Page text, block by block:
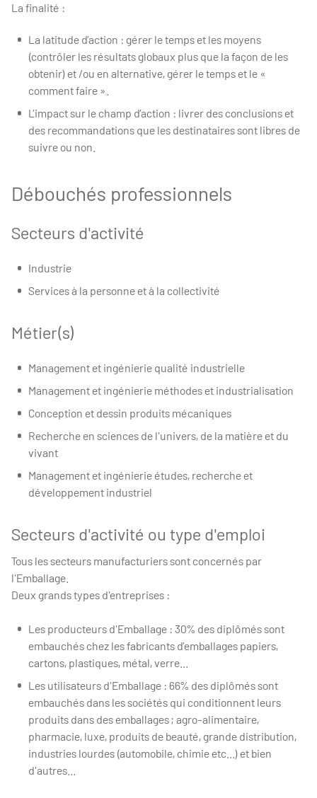
La finalité :
La latitude d’action : gérer le temps et les moyens
(contrôler les résultats globaux plus que la façon de les
obtenir) et /ou en alternative, gérer le temps et le «
comment faire ».
L’impact sur le champ d’action : livrer des conclusions et
des recommandations que les destinataires sont libres de
suivre ou non.
Débouchés professionnels
Secteurs d'activité
Industrie
Services à la personne et à la collectivité
Métier(s)
Management et ingénierie qualité industrielle
Management et ingénierie méthodes et industrialisation
Conception et dessin produits mécaniques
Recherche en sciences de l'univers, de la matière et du
vivant
Management et ingénierie études, recherche et
développement industriel
Secteurs d'activité ou type d'emploi
Tous les secteurs manufacturiers sont concernés par
l'Emballage.
Deux grands types d'entreprises :
Les producteurs d'Emballage : 30% des diplômés sont
embauchés chez les fabricants d’emballages papiers,
cartons, plastiques, métal, verre...
Les utilisateurs d'Emballage : 66% des diplômés sont
embauchés dans les sociétés qui conditionnent leurs
produits dans des emballages ; agro-alimentaire,
pharmacie, luxe, produits de beauté, grande distribution,
industries lourdes (automobile, chimie etc...) et bien
d'autres...